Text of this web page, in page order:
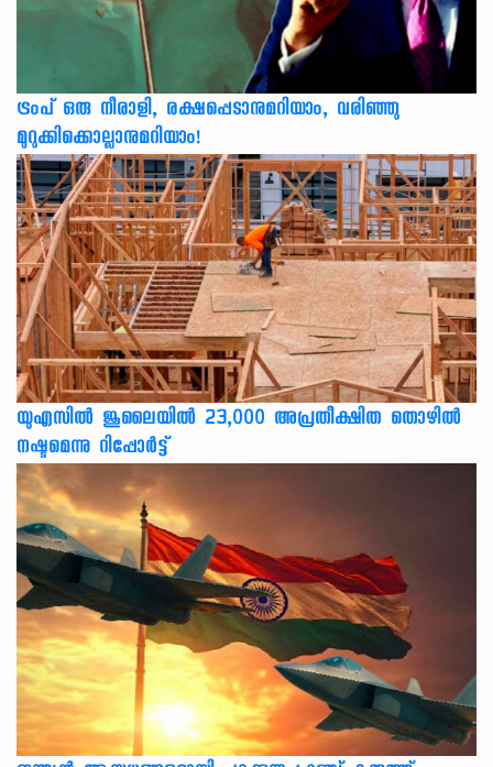
ട്രംപ് ഒരു നീരാളി, രക്ഷപ്പെടാനുമറിയാം, വരിഞ്ഞു
മുറുക്കിക്കൊല്ലാനുമറിയാം!
യുഎസില്‍ ജൂലൈയില്‍ 23,000 അപ്രതീക്ഷിത തൊഴില്‍
നഷ്ടമെന്നു റിപ്പോര്‍ട്ട്